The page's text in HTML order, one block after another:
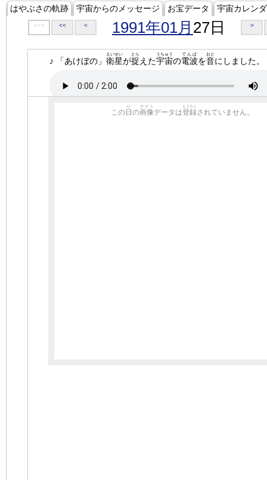
はやぶさの軌跡 宇宙からのメッセージ お宝データ 宇宙カレン
<<< << < 1991年01月 27日 >
♪ 「あけぼの」 衛星
えいせい
が捉
とら
えた宇宙
うちゅう
の電波
でんぱ
を音
おと
にしました。
この 日
ひ
の画像
がぞう
データは登録
とうろく
されていません。